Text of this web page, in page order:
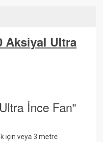
Aksiyal Ultra
İnce Fan"
için veya 3 metre